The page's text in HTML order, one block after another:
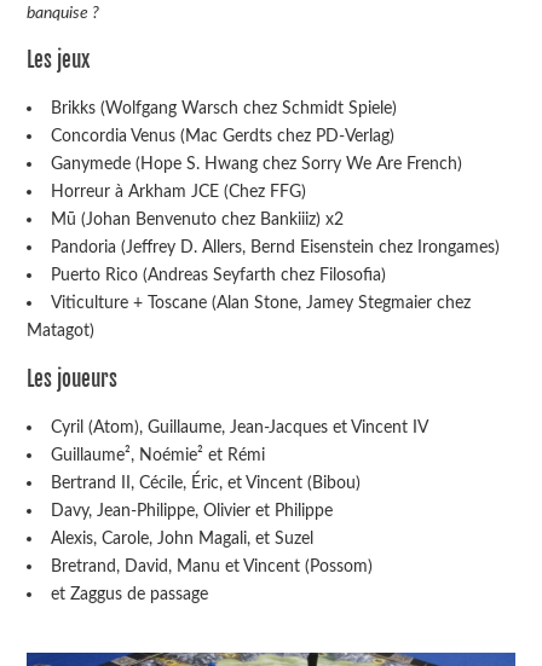
banquise ?
Les jeux
Brikks (Wolfgang Warsch chez Schmidt Spiele)
Concordia Venus (Mac Gerdts chez PD-Verlag)
Ganymede (Hope S. Hwang chez Sorry We Are French)
Horreur à Arkham JCE (Chez FFG)
Mū (Johan Benvenuto chez Bankiiiz) x2
Pandoria (Jeffrey D. Allers, Bernd Eisenstein chez Irongames)
Puerto Rico (Andreas Seyfarth chez Filosofia)
Viticulture + Toscane (Alan Stone, Jamey Stegmaier chez
Matagot)
Les joueurs
Cyril (Atom), Guillaume, Jean-Jacques et Vincent IV
Guillaume², Noémie² et Rémi
Bertrand II, Cécile, Éric, et Vincent (Bibou)
Davy, Jean-Philippe, Olivier et Philippe
Alexis, Carole, John Magali, et Suzel
Bretrand, David, Manu et Vincent (Possom)
et Zaggus de passage